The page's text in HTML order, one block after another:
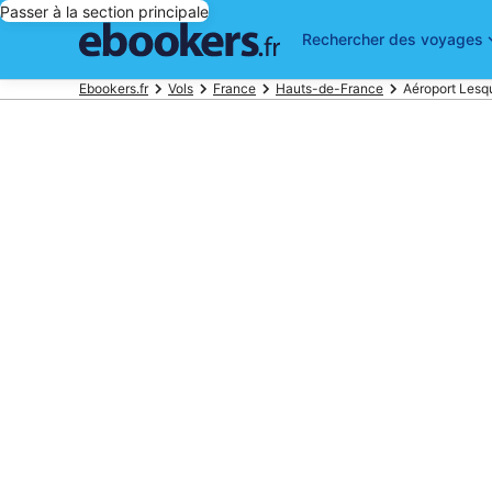
Passer à la section principale
Rechercher des voyages
Ebookers.fr Vols France Hauts-de-France Aéroport